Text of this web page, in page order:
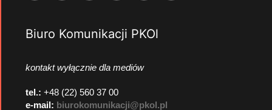
Biuro Komunikacji PKOl
kontakt wyłącznie dla mediów
tel.: +48 (22) 560 37 00
e-mail: biurokomunikacji@pkol.pl